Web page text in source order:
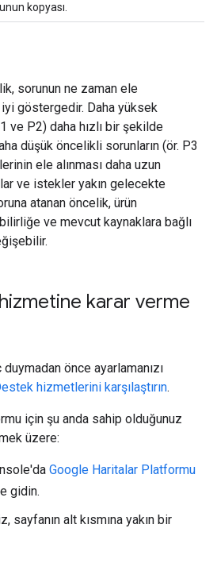
kopyası.
sorunun ne zaman ele
göstergedir. Daha yüksek
ve P2) daha hızlı bir şekilde
düşük öncelikli sorunların (ör. P3
ele alınması daha uzun
ve istekler yakın gelecekte
atanan öncelik, ürün
ve mevcut kaynaklara bağlı
karar verme
önce ayarlamanızı
hizmetlerini karşılaştırın.
için şu anda sahip olduğunuz
üzere:
Google Haritalar Platformu
gidin.
sayfanın alt kısmına yakın bir